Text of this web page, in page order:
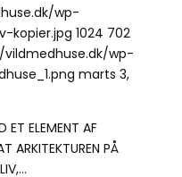
wp-
kopier.jpg 1024 702
wp-
marts 3,
ET ELEMENT AF
ARKITEKTUREN PÅ